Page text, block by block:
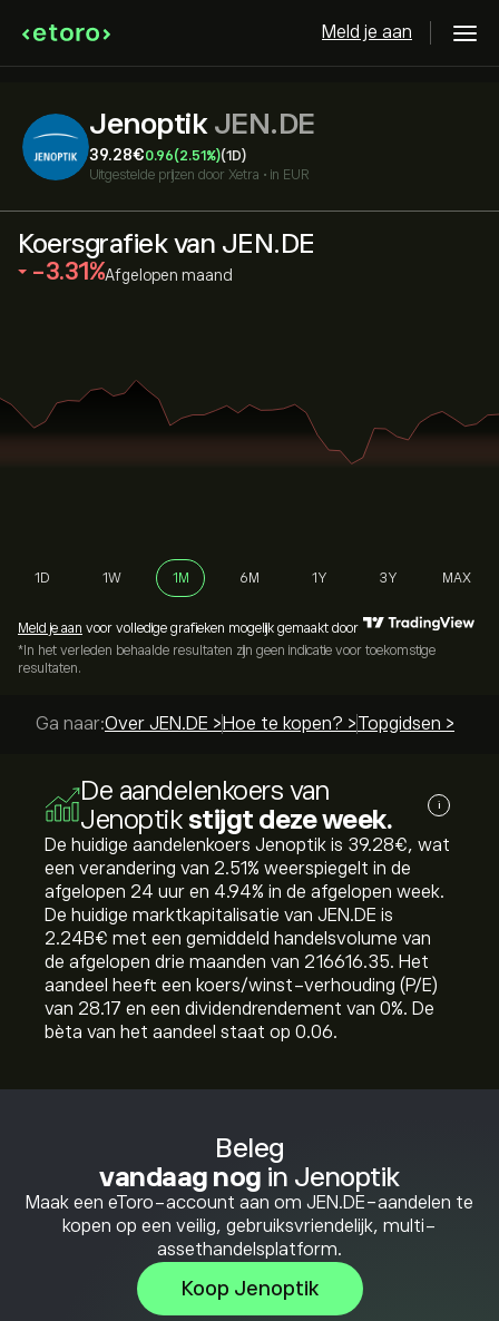
Meld je aan
Jenoptik JEN.DE
39.28‎€‎0.96(2.51%)(1D)
Uitgestelde prijzen door Xetra • in EUR
Beleg
vandaag nog in Jenoptik
Maak een eToro-account aan om JEN.DE-aandelen te
kopen op een veilig, gebruiksvriendelijk, multi-
assethandelsplatform.
Koop Jenoptik
Koersgrafiek van JEN.DE
‎-3.31‎ Afgelopen maand
1D 1W 1M 6M 1Y 3Y MAX
Meld je aan voor volledige grafieken mogelijk gemaakt door
*In het verleden behaalde resultaten zijn geen indicatie voor toekomstige
resultaten.
Ga naar:Over JEN.DE > Hoe te kopen? >Topgidsen >
De aandelenkoers van
Jenoptikstijgt deze week. i
De huidige aandelenkoers Jenoptik is 39.28‎€‎, wat
een verandering van ‎2.51‎% weerspiegelt in de
afgelopen 24 uur en ‎4.94‎% in de afgelopen week.
De huidige marktkapitalisatie van JEN.DE is
2.24B‎€‎ met een gemiddeld handelsvolume van
de afgelopen drie maanden van 216616.35. Het
aandeel heeft een koers/winst-verhouding (P/E)
van 28.17 en een dividendrendement van 0%. De
bèta van het aandeel staat op 0.06.